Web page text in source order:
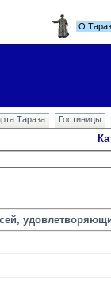
О
Тараза Гостиницы